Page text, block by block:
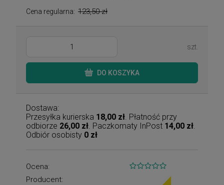
Cena regularna: 123,50 zł
szt.
DO KOSZYKA
Dostawa:
Przesyłka kurierska 18,00 zł. Płatność przy
odbiorze 26,00 zł. Paczkomaty InPost 14,00 zł.
Odbiór osobisty 0 zł
Ocena:
Producent: